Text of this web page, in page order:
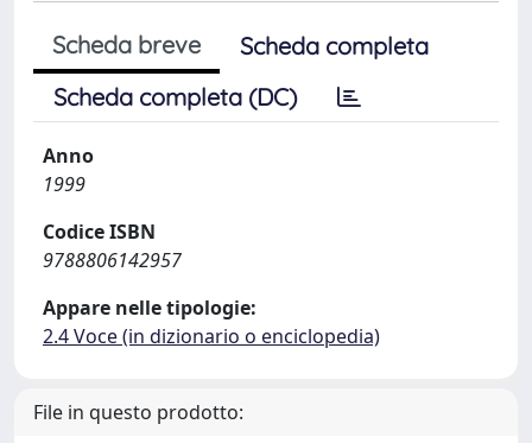
Scheda breve
Scheda completa
Scheda completa (DC)
Anno
1999
Codice ISBN
9788806142957
Appare nelle tipologie:
2.4 Voce (in dizionario o enciclopedia)
File in questo prodotto: